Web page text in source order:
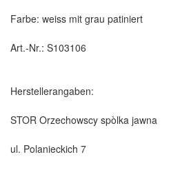
Farbe: weiss mit grau patiniert
Art.-Nr.: S103106
Herstellerangaben:
STOR Orzechowscy spòlka jawna
ul. Polanieckich 7